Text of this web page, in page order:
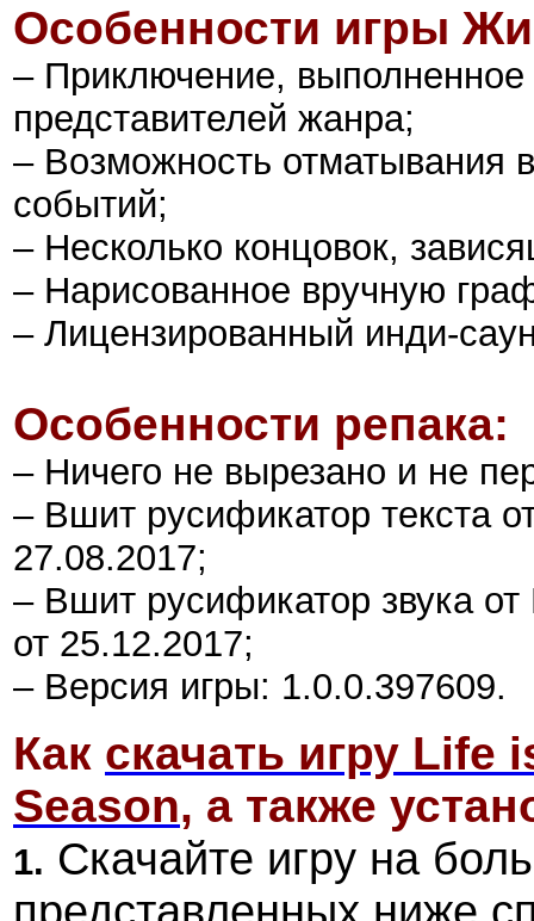
Особенности игры
– Приключение,
представителей жанра;
– Возможность отматывания
событий;
– Несколько концовок,
– Нарисованное вручную
– Лицензированный инди-
Особенности репака:
– Ничего не вырезано и не
– Вшит русификатор текста
27.08.2017;
– Вшит русификатор звука
от 25.12.2017;
– Версия игры: 1.0.0.397609.
Как скачать игру Life
Season, а также
1. Скачайте игру на
представленных ниже